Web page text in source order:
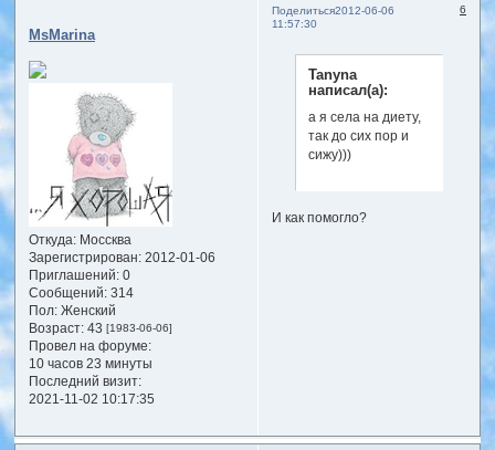
Поделиться 6
2012-06-06
11:57:30
MsMarina
Откуда:Моссква
Зарегистрирован: 2012-01-06
Приглашений:0
Сообщений:314
Пол:Женский
Возраст:43 [1983-06-06]
Провел на форуме:
10 часов 23 минуты
Последний визит:
2021-11-02 10:17:35
Tanyna
написал(а):
а я села на диету,
так до сих пор и
сижу)))
И как помогло?